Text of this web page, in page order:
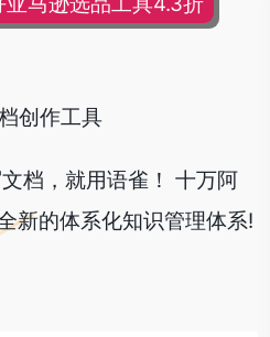
创作工具
档，就用语雀！ 十万阿
新的体系化知识管理体系!